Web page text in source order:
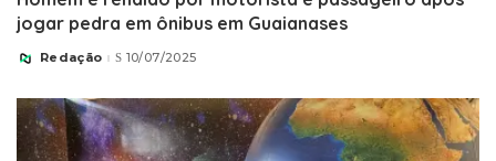
jogar pedra em ônibus em Guaianases
Posted
Redação 10/07/2025